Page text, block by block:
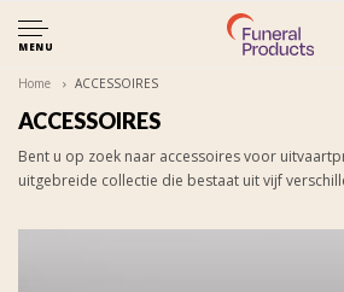
MENU
Home ACCESSOIRES
ACCESSOIRES
Bent u op zoek naar accessoires voor
uitgebreide collectie die bestaat uit vijf